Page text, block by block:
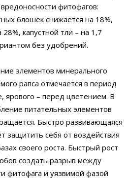
фитофагов:
блошек снижается на 18%,
капустной тли – на 1,7
без удобрений.
элементов минерального
рапса отмечается в период
ярового – перед цветением. В
питательных элементов
Быстро развивающаяся
защитить себя от воздействия
своего роста. Быстрый рост
создать разрыв между
фитофага и уязвимой фазой